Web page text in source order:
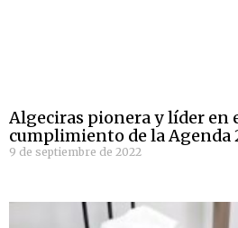
Algeciras pionera y líder en
cumplimiento de la Agenda
9 de septiembre de 2022